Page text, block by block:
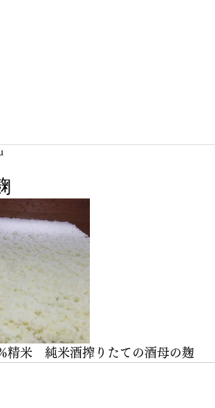
精米　純米酒搾りたての酒母の麹